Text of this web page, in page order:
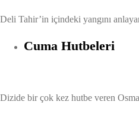
Deli Tahir’in içindeki yangını
Cuma Hutbeleri
Dizide bir çok kez hutbe veren